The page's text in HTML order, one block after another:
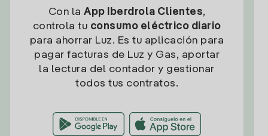
Con la App Iberdrola Clientes,
controla tu consumo eléctrico diario
para ahorrar Luz. Es tu aplicación para
pagar facturas de Luz y Gas, aportar
la lectura del contador y gestionar
todos tus contratos.